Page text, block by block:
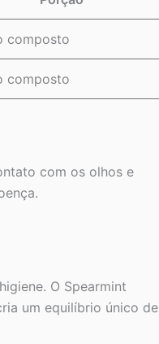
composto
composto
com os olhos e
O Spearmint
um equilíbrio único de